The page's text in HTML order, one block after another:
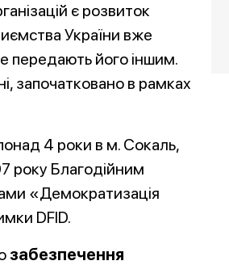
є розвиток
України вже
передають його іншим.
започатковано в рамках
4 роки в м. Сокаль,
року Благодійним
«Демократизація
DFID.
забезпечення